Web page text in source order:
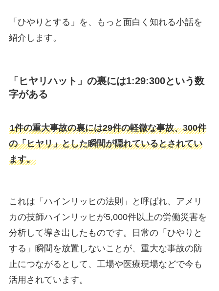
「ひやりとする」を、もっと面白く知れる小話を
紹介します。
「ヒヤリハット」の裏には1:29:300という数
字がある
1件の重大事故の裏には29件の軽微な事故、300件
の「ヒヤリ」とした瞬間が隠れているとされてい
ます。
これは「ハインリッヒの法則」と呼ばれ、アメリ
カの技師ハインリッヒが5,000件以上の労働災害を
分析して導き出したものです。日常の「ひやりと
する」瞬間を放置しないことが、重大な事故の防
止につながるとして、工場や医療現場などで今も
活用されています。